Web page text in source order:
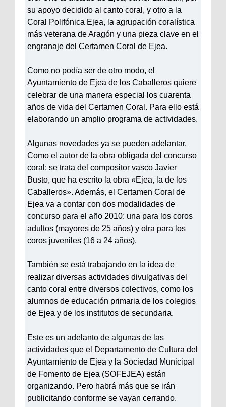
su apoyo decidido al canto coral, y otro a la
Coral Polifónica Ejea, la agrupación coralística
más veterana de Aragón y una pieza clave en el
engranaje del Certamen Coral de Ejea.
Como no podía ser de otro modo, el
Ayuntamiento de Ejea de los Caballeros quiere
celebrar de una manera especial los cuarenta
años de vida del Certamen Coral. Para ello está
elaborando un amplio programa de actividades.
Algunas novedades ya se pueden adelantar.
Como el autor de la obra obligada del concurso
coral: se trata del compositor vasco Javier
Busto, que ha escrito la obra «Ejea, la de los
Caballeros». Además, el Certamen Coral de
Ejea va a contar con dos modalidades de
concurso para el año 2010: una para los coros
adultos (mayores de 25 años) y otra para los
coros juveniles (16 a 24 años).
También se está trabajando en la idea de
realizar diversas actividades divulgativas del
canto coral entre diversos colectivos, como los
alumnos de educación primaria de los colegios
de Ejea y de los institutos de secundaria.
Este es un adelanto de algunas de las
actividades que el Departamento de Cultura del
Ayuntamiento de Ejea y la Sociedad Municipal
de Fomento de Ejea (SOFEJEA) están
organizando. Pero habrá más que se irán
publicitando conforme se vayan cerrando.